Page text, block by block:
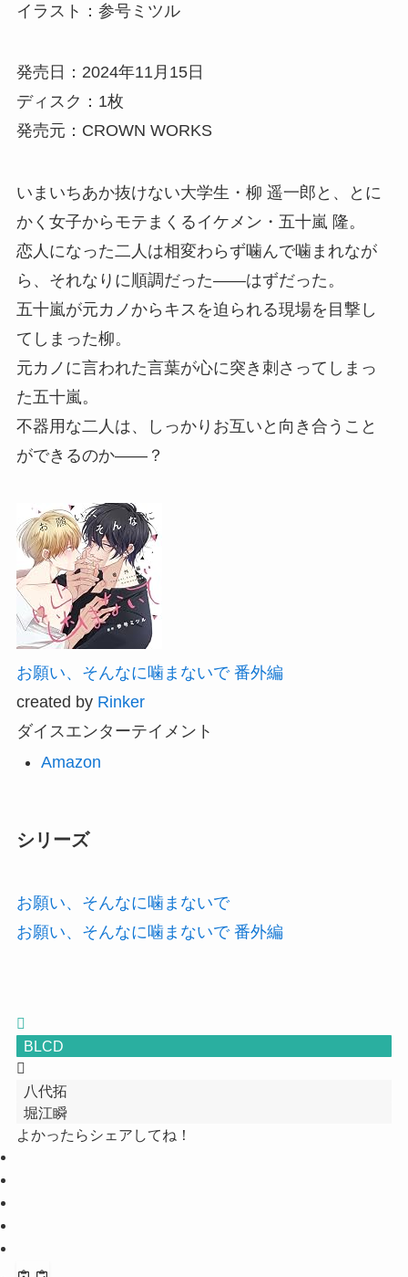
イラスト：参号ミツル
発売日：2024年11月15日
ディスク：1枚
発売元：CROWN WORKS
いまいちあか抜けない大学生・柳 遥一郎と、とに
かく女子からモテまくるイケメン・五十嵐 隆。
恋人になった二人は相変わらず噛んで噛まれなが
ら、それなりに順調だった――はずだった。
五十嵐が元カノからキスを迫られる現場を目撃し
てしまった柳。
元カノに言われた言葉が心に突き刺さってしまっ
た五十嵐。
不器用な二人は、しっかりお互いと向き合うこと
ができるのか――？
お願い、そんなに噛まないで 番外編
created by Rinker
ダイスエンターテイメント
Amazon
シリーズ
お願い、そんなに噛まないで
お願い、そんなに噛まないで 番外編
BLCD
八代拓
堀江瞬
よかったらシェアしてね！